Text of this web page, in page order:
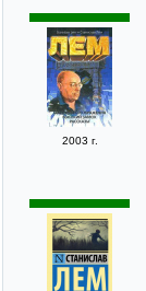
2003 г.